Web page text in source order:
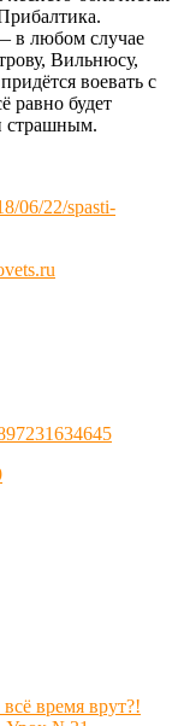
в любом случае
Вильнюсу,
воевать с
равно будет
страшным.
06/22/spasti-
время врут?!